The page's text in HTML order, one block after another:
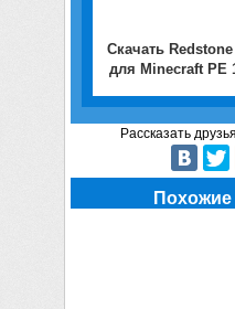
Скачать
для Minecraft PE
Рассказать